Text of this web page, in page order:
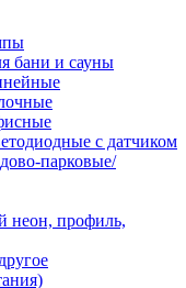
бани и сауны
с датчиком
парковые/
неон, профиль,